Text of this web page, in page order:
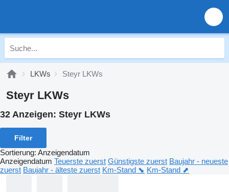
LKWs Steyr LKWs
Steyr LKWs
32 Anzeigen: Steyr LKWs
Filter
Sortierung: Anzeigendatum
Anzeigendatum Teuerste zuerst Günstigste zuerst Baujahr - neueste
zuerst Baujahr - älteste zuerst Km-Stand ⬊ Km-Stand ⬈